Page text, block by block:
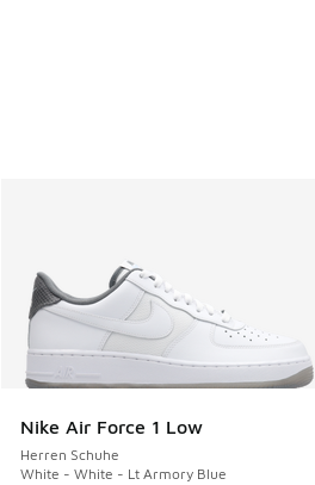
Nike Air Force 1 Low
Herren Schuhe
White - White - Lt Armory Blue